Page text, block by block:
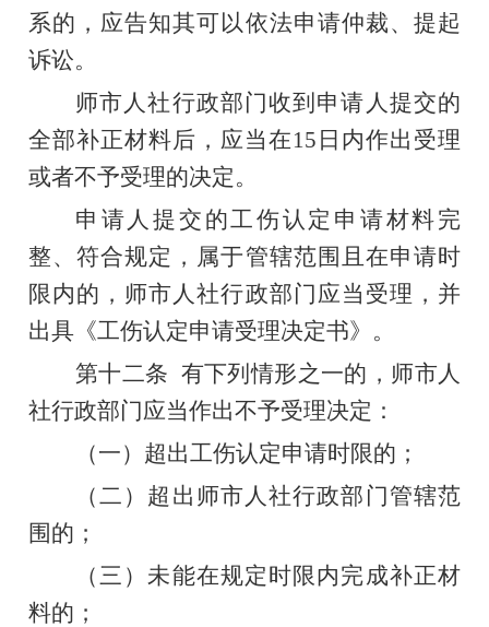
系的，应告知其可以依法申请仲裁、提起
诉讼。
师市人社行政部门收到申请人提交的
全部补正材料后，应当在15 日内作出受理
或者不予受理的决定。
申请人提交的工伤认定申请材料完
整、符合规定，属于管辖范围且在申请时
限内的，师市人社行政部门应当受理，并
出具《工伤认定申请受理决定书》。
第十二条 有下列情形之一的，师市人
社行政部门应当作出不予受理决定：
（一）超出工伤认定申请时限的；
（二）超出师市人社行政部门管辖范
围的；
（三）未能在规定时限内完成补正材
料的；